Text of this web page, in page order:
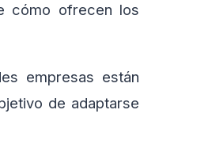
cómo ofrecen los
empresas están
de adaptarse